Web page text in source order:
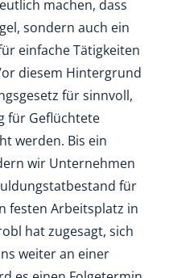
machen, dass
sondern auch ein
einfache Tätigkeiten
diesem Hintergrund
für sinnvoll,
für Geflüchtete
werden. Bis ein
wir Unternehmen
für
festen Arbeitsplatz in
hat zugesagt, sich
weiter an einer